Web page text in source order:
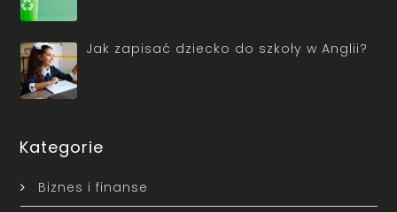
Jak zapisać dziecko do szkoły w Anglii?
Kategorie
Biznes i finanse